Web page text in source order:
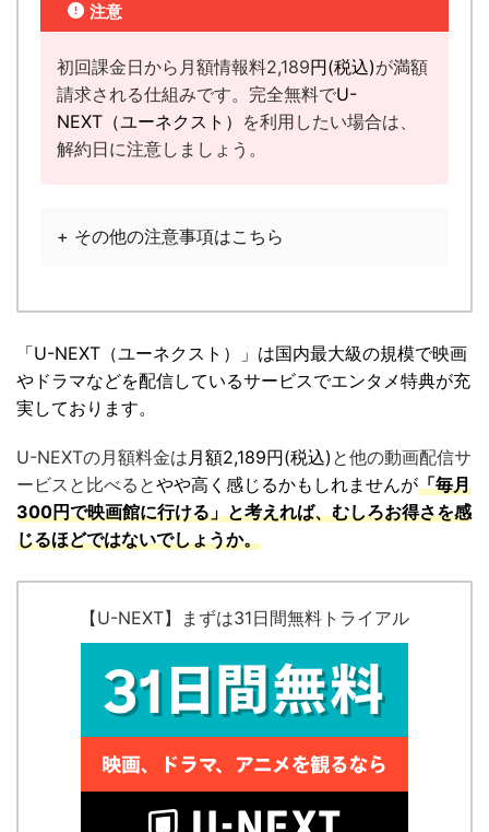
注意
初回課金日から月額情報料2,189円(税込)が満額
請求される仕組みです。完全無料でU-
NEXT（ユーネクスト） を利用したい場合は、
解約日に注意しましょう。
+ その他の注意事項はこちら
「U-NEXT（ユーネクスト）」は国内最大級の規模で映画
やドラマなどを配信しているサービスでエンタメ特典が充
実しております。
U-NEXTの月額料金は月額2,189円(税込) と他の動画配信サ
ービスと比べるとやや高く感じるかもしれませんが「毎月
300円で映画館に行ける」と考えれば、むしろお得さを感
じるほどではないでしょうか。
【U-NEXT】まずは31日間無料トライアル